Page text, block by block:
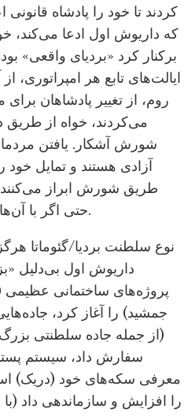
کردند تا خود را پادشاه قانونی
که داریوش اول ادعا می‌کند،
برکنار کرد «بردیای واقعی»
ایالت‌های تابع هر امپراتوری،
روم، از تغییر پادشاهان
می‌کردند، خواه از طریق
شورش آشکار. یافتن
آزادی هستند و تمایل خود
طریق شورش ابراز
حتی اگر با آن‌ها به خوبی رفتار شده باشد.
نوع سلطنت بردیا/گئوماتا
داریوش اول بی‌دلیل
پروژه‌های ساختمانی عظیمی
جمشید) را آغاز کرد،
(از جمله جاده سلطنتی
سفارش داد، سیستم پستی
معرفی سکه‌های خود (دریک)
را افزایش و سازماندهی داد